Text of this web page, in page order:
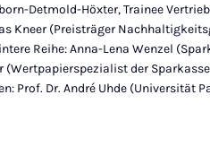
Detmold-Höxter, Trainee
Kneer (Preisträger
Reihe: Anna-Lena Wenzel
(Wertpapierspezialist der
Prof. Dr. André Uhde (Universität